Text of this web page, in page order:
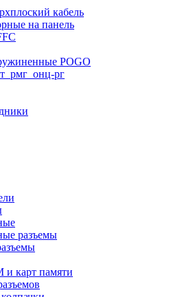
кабель
на панель
POGO
рг
разъемы
и карт памяти